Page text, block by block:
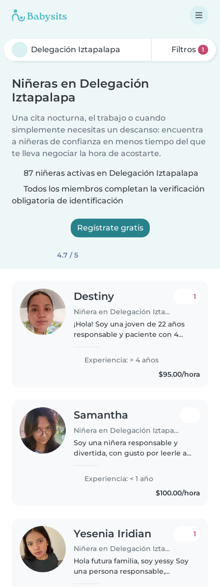
Filtros 1
Niñeras en Delegación
Iztapalapa
Una cita nocturna, el trabajo o cuando
simplemente necesitas un descanso: encuentra
a niñeras de confianza en menos tiempo del que
te lleva negociar la hora de acostarte.
87 niñeras activas en Delegación Iztapalapa
Todos los miembros completan la verificación
obligatoria de identificación
Regístrate gratis
4.7 / 5
Destiny
Niñera en Delegación Iztapalapa
1
¡Hola! Soy una joven de 22 años
responsable y paciente con 4
cuidado de niños de todas las
edades. Me encanta hacer
manualidades y música con los
Experiencia: > 4 años
$95.00/hora
Samantha
Niñera en Delegación Iztapalapa
Soy una niñera responsable y
divertida, con gusto por leerle a
encantan las mascotas. ¡Puedes
Experiencia: < 1 año
$100.00/hora
Yesenia Iridian
Niñera en Delegación Iztapalapa
1
Hola futura familia, soy yessy Soy
una persona responsable,